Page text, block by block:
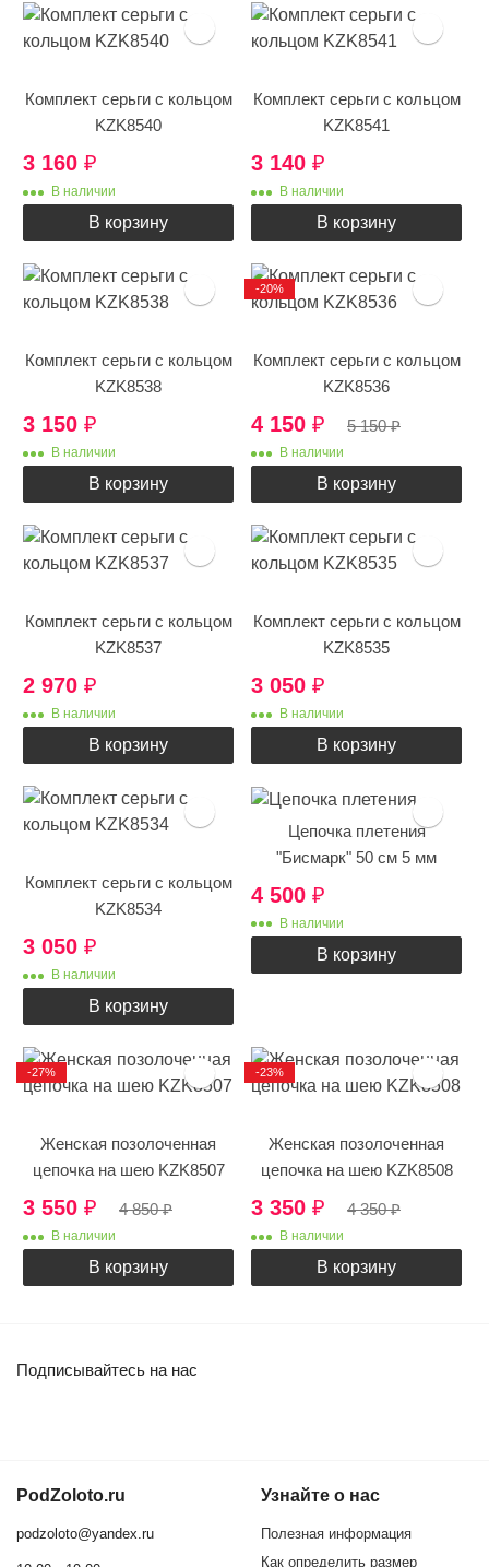
Комплект серьги с кольцом
KZK8540
3 160 ₽
В наличии
В корзину
Комплект серьги с кольцом
KZK8541
3 140 ₽
В наличии
В корзину
Комплект серьги с кольцом
KZK8538
3 150 ₽
В наличии
В корзину
Комплект серьги с кольцом
KZK8536
4 150 ₽ 5 150₽
В наличии
В корзину
-20%
Комплект серьги с кольцом
KZK8537
2 970 ₽
В наличии
В корзину
Комплект серьги с кольцом
KZK8535
3 050 ₽
В наличии
В корзину
Комплект серьги с кольцом
KZK8534
3 050 ₽
В наличии
В корзину
Цепочка плетения
"Бисмарк" 50 см 5 мм
4 500 ₽
В наличии
В корзину
Женская позолоченная
цепочка на шею KZK8507
3 550 ₽ 4 850₽
В наличии
В корзину
-27%
Женская позолоченная
цепочка на шею KZK8508
3 350 ₽ 4 350₽
В наличии
В корзину
-23%
Подписывайтесь на нас
PodZoloto.ru
podzoloto@yandex.ru
Узнайте о нас
Полезная информация
Как определить размер